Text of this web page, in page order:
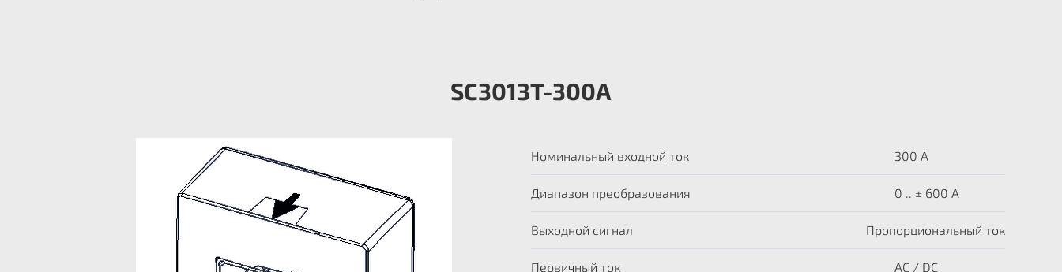
SC3013T-300A
Номинальный входной ток 300 A
Диапазон преобразования 0 .. ± 600 А
Выходной сигнал Пропорциональный ток
Первичный ток AC / DC